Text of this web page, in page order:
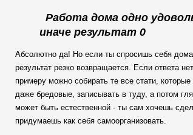
Работа дома одно
иначе результат 0
Абсолютно да! Но если ты спросишь себя
результат резко возвращается. Если ответа
примеру можно собирать те все стати,
даже бредовые, записывать в туду, а потом
может быть естественной - ты сам хочешь
придумаешь как себя самоорганизовать.